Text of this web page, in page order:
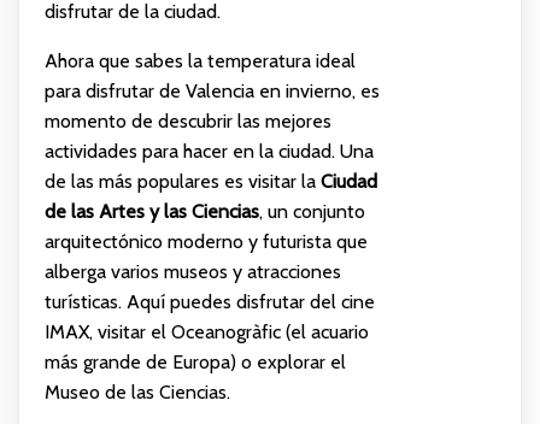
disfrutar de la ciudad.
Ahora que sabes la temperatura ideal
para disfrutar de Valencia en invierno, es
momento de descubrir las mejores
actividades para hacer en la ciudad. Una
de las más populares es visitar la Ciudad
de las Artes y las Ciencias, un conjunto
arquitectónico moderno y futurista que
alberga varios museos y atracciones
turísticas. Aquí puedes disfrutar del cine
IMAX, visitar el Oceanogràfic (el acuario
más grande de Europa) o explorar el
Museo de las Ciencias.